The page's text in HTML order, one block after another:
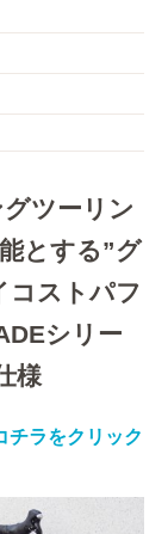
ツーリン
とする”グ
コストパフ
シリー
様
チラをクリック